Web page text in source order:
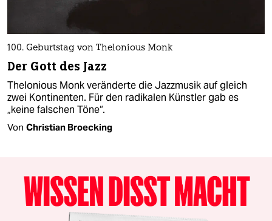
100. Geburtstag von Thelonious Monk
Der Gott des Jazz
Thelonious Monk veränderte die Jazzmusik auf gleich
zwei Kontinenten. Für den radikalen Künstler gab es
„keine falschen Töne“.
Von Christian Broecking